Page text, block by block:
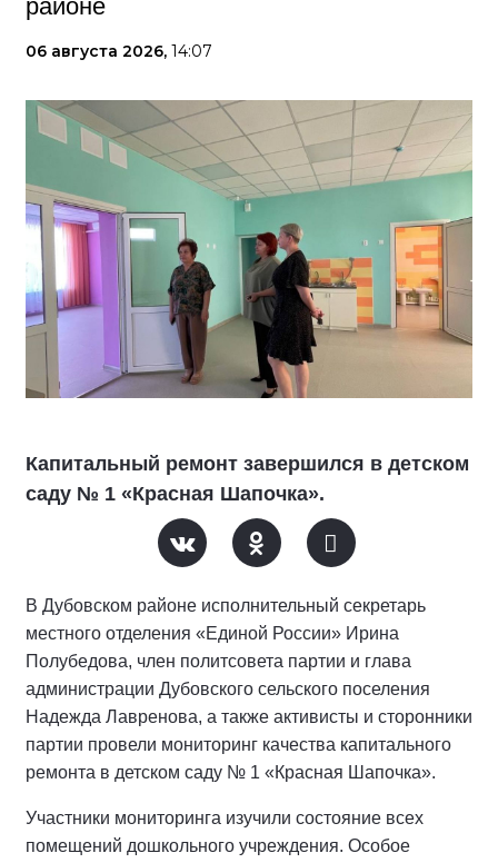
районе
06 августа 2026, 14:07
Капитальный ремонт завершился в детском
саду № 1 «Красная Шапочка».
В Дубовском районе исполнительный секретарь
местного отделения «Единой России» Ирина
Полубедова, член политсовета партии и глава
администрации Дубовского сельского поселения
Надежда Лавренова, а также активисты и сторонники
партии провели мониторинг качества капитального
ремонта в детском саду № 1 «Красная Шапочка».
Участники мониторинга изучили состояние всех
помещений дошкольного учреждения. Особое